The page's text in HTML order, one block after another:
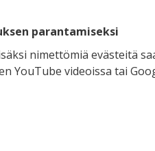
Etusivu
Meistä
parantamiseksi
nimettömiä evästeitä
YouTube videoissa tai